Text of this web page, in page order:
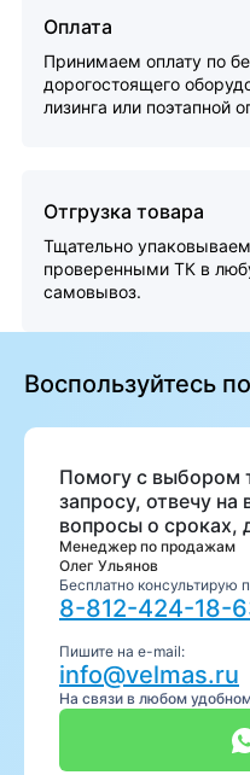
Оплата
Принимаем оплату по
дорогостоящего
лизинга или поэтапной
Отгрузка товара
Тщательно
проверенными ТК в
самовывоз.
Воспользуйтесь
Помогу с выбором
запросу, отвечу
вопросы о сроках,
Менеджер по продажам
Олег Ульянов
Бесплатно консультирую
8-812-424-18-
Пишите на e-mail:
info@velmas.ru
На связи в любом